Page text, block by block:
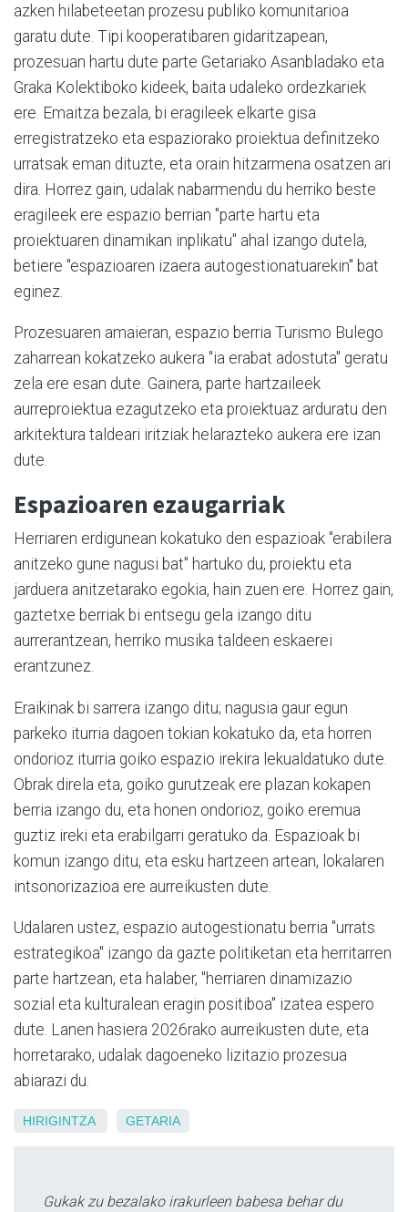
azken hilabeteetan prozesu publiko komunitarioa
garatu dute. Tipi kooperatibaren gidaritzapean,
prozesuan hartu dute parte Getariako Asanbladako eta
Graka Kolektiboko kideek, baita udaleko ordezkariek
ere. Emaitza bezala, bi eragileek elkarte gisa
erregistratzeko eta espaziorako proiektua definitzeko
urratsak eman dituzte, eta orain hitzarmena osatzen ari
dira. Horrez gain, udalak nabarmendu du herriko beste
eragileek ere espazio berrian "parte hartu eta
proiektuaren dinamikan inplikatu" ahal izango dutela,
betiere "espazioaren izaera autogestionatuarekin" bat
eginez.
Prozesuaren amaieran, espazio berria Turismo Bulego
zaharrean kokatzeko aukera "ia erabat adostuta" geratu
zela ere esan dute. Gainera, parte hartzaileek
aurreproiektua ezagutzeko eta proiektuaz arduratu den
arkitektura taldeari iritziak helarazteko aukera ere izan
dute.
Espazioaren ezaugarriak
Herriaren erdigunean kokatuko den espazioak "erabilera
anitzeko gune nagusi bat" hartuko du, proiektu eta
jarduera anitzetarako egokia, hain zuen ere. Horrez gain,
gaztetxe berriak bi entsegu gela izango ditu
aurrerantzean, herriko musika taldeen eskaerei
erantzunez.
Eraikinak bi sarrera izango ditu; nagusia gaur egun
parkeko iturria dagoen tokian kokatuko da, eta horren
ondorioz iturria goiko espazio irekira lekualdatuko dute.
Obrak direla eta, goiko gurutzeak ere plazan kokapen
berria izango du, eta honen ondorioz, goiko eremua
guztiz ireki eta erabilgarri geratuko da. Espazioak bi
komun izango ditu, eta esku hartzeen artean, lokalaren
intsonorizazioa ere aurreikusten dute.
Udalaren ustez, espazio autogestionatu berria "urrats
estrategikoa" izango da gazte politiketan eta herritarren
parte hartzean, eta halaber, "herriaren dinamizazio
sozial eta kulturalean eragin positiboa" izatea espero
dute. Lanen hasiera 2026rako aurreikusten dute, eta
horretarako, udalak dagoeneko lizitazio prozesua
abiarazi du.
HIRIGINTZA GETARIA
Gukak zu bezalako irakurleen babesa behar du